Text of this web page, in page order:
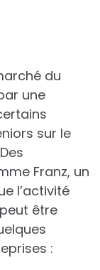
du
une
sur le
Franz, un
l’activité
être
: